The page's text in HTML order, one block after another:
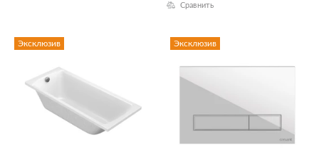
Сравнить
Эксклюзив Эксклюзив